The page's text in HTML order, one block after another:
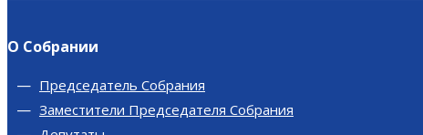
О Собрании
Председатель Собрания
Заместители Председателя Собрания